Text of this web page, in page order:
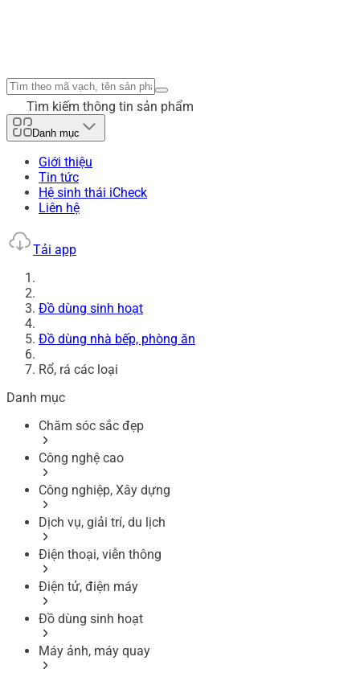
Tìm kiếm thông tin sản phẩm
Danh mục
Giới thiệu
Tin tức
Hệ sinh thái iCheck
Liên hệ
Tải app
Đồ dùng sinh hoạt
Đồ dùng nhà bếp, phòng ăn
Rổ, rá các loại
Danh mục
Chăm sóc sắc đẹp
Công nghệ cao
Công nghiệp, Xây dựng
Dịch vụ, giải trí, du lịch
Điện thoại, viễn thông
Điện tử, điện máy
Đồ dùng sinh hoạt
Máy ảnh, máy quay